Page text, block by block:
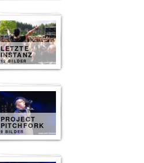
LETZTE
INSTANZ
12 BILDER
PROJECT
PITCHFORK
9 BILDER